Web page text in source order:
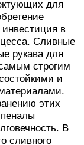
для
в
Сливные
рукава для
строгим
и
этих
В
сливного